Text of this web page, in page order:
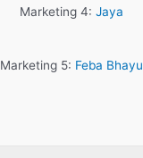
Marketing 4: Jaya
Marketing 5: Feba Bhayu